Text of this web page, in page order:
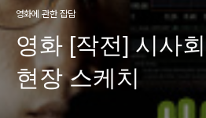
영화에 관한 잡담
영화 [작전] 시사
현장 스케치